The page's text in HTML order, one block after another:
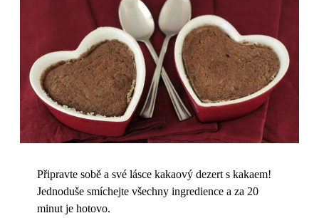
Připravte sobě a své lásce kakaový dezert s kakaem!
Jednoduše smíchejte všechny ingredience a za 20
minut je hotovo.